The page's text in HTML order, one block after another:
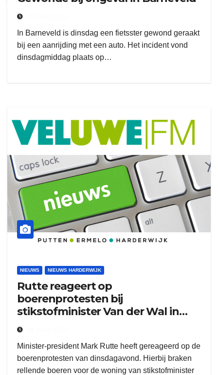
In Barneveld is dinsdag een fietsster gewond geraakt
bij een aanrijding met een auto. Het incident vond
dinsdagmiddag plaats op…
NIEUWS NIEUWS HARDERWIJK
Rutte reageert op
boerenprotesten bij
stikstofminister Van der Wal in
Hierden
Minister-president Mark Rutte heeft gereageerd op de
boerenprotesten van dinsdagavond. Hierbij braken
rellende boeren voor de woning van stikstofminister